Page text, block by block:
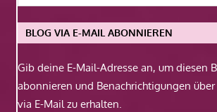
BLOG VIA E-MAIL ABONNIEREN
Gib deine E-Mail-Adresse an, um diesen
abonnieren und Benachrichtigungen
via E-Mail zu erhalten.